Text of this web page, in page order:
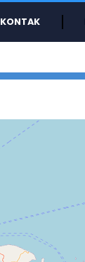
KONTAK